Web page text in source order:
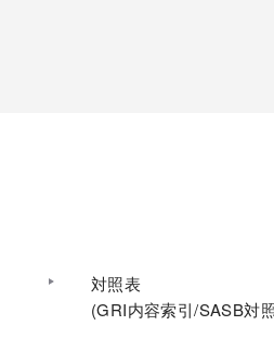
対照表
(GRI内容索引/SASB対